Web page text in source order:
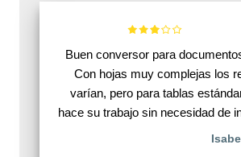
Buen conversor para
Con hojas muy complejas los
varían, pero para tablas
hace su trabajo sin necesidad de